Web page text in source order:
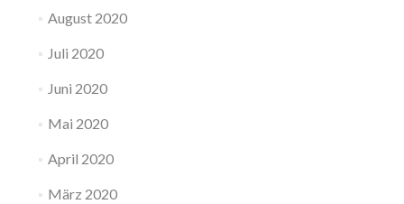
August 2020
Juli 2020
Juni 2020
Mai 2020
April 2020
März 2020